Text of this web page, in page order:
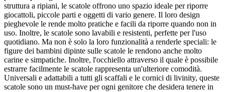
struttura a ripiani, le scatole offrono uno spazio ideale per riporre
giocattoli, piccole parti e oggetti di vario genere. Il loro design
pieghevole le rende molto pratiche e facili da riporre quando non in
uso. Inoltre, le scatole sono lavabili e resistenti, perfette per l'uso
quotidiano. Ma non è solo la loro funzionalità a renderle speciali: le
figure dei bambini dipinte sulle scatole le rendono anche molto
carine e simpatiche. Inoltre, l'occhiello attraverso il quale è possibile
estrarre facilmente le scatole rappresenta un'ulteriore comodità.
Universali e adattabili a tutti gli scaffali e le cornici di livinity, queste
scatole sono un must-have per ogni genitore che desidera tenere in